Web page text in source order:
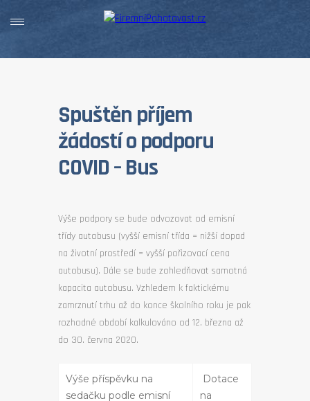
Spuštěn příjem
žádostí o podporu
COVID – Bus
Výše podpory se bude odvozovat od emisní
třídy autobusu (vyšší emisní třída = nižší dopad
na životní prostředí = vyšší pořizovací cena
autobusu). Dále se bude zohledňovat samotná
kapacita autobusu. Vzhledem k faktickému
zamrznutí trhu až do konce školního roku je pak
rozhodné období kalkulováno od 12. března až
do 30. června 2020.
Výše příspěvku na
sedačku podle emisní
Dotace
na